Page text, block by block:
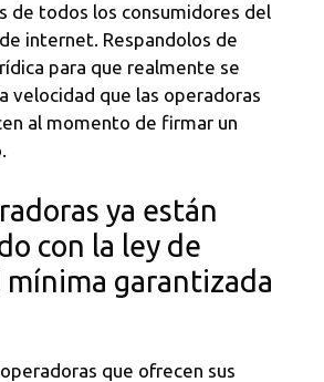
de todos los consumidores del
internet. Respandolos de
para que realmente se
velocidad que las operadoras
al momento de firmar un
ya están
con la ley de
garantizada
que ofrecen sus